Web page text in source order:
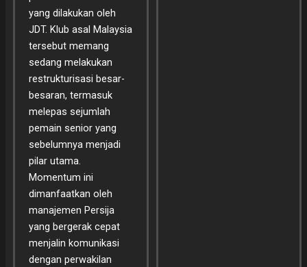
yang dilakukan oleh
JDT. Klub asal Malaysia
tersebut memang
sedang melakukan
restrukturisasi besar-
besaran, termasuk
melepas sejumlah
pemain senior yang
sebelumnya menjadi
pilar utama.
Momentum ini
dimanfaatkan oleh
manajemen Persija
yang bergerak cepat
menjalin komunikasi
dengan perwakilan